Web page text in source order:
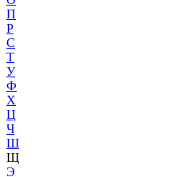
П
Р
С
Т
У
Ф
Х
Ц
Ч
Ш
Щ
Э